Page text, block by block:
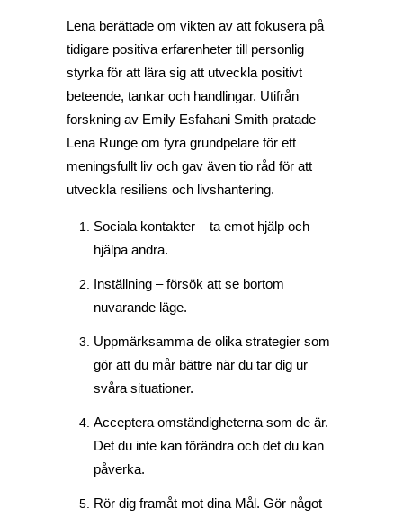
Lena berättade om vikten av att fokusera på
tidigare positiva erfarenheter till personlig
styrka för att lära sig att utveckla positivt
beteende, tankar och handlingar. Utifrån
forskning av Emily Esfahani Smith pratade
Lena Runge om fyra grundpelare för ett
meningsfullt liv och gav även tio råd för att
utveckla resiliens och livshantering.
Sociala kontakter – ta emot hjälp och
hjälpa andra.
Inställning – försök att se bortom
nuvarande läge.
Uppmärksamma de olika strategier som
gör att du mår bättre när du tar dig ur
svåra situationer.
Acceptera omständigheterna som de är.
Det du inte kan förändra och det du kan
påverka.
Rör dig framåt mot dina Mål. Gör något